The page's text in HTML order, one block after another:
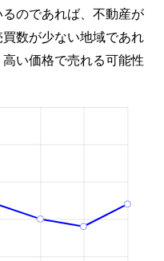
のであれば、不動産が
数が少ない地域であれ
い価格で売れる可能性